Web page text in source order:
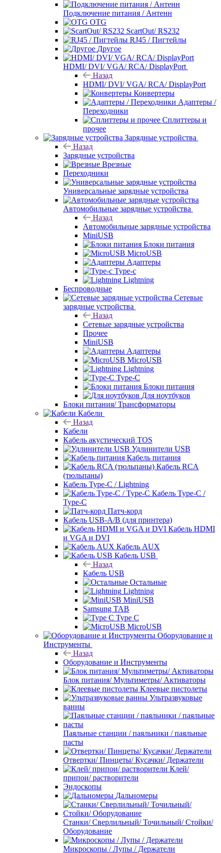
Подключение питания / Антенн
OTG
ScartOut/ RS232
RJ45 / Пигтейлы
Другое
HDMI/ DVI/ VGA/ RCA/ DisplayPort
Назад
HDMI/ DVI/ VGA/ RCA/ DisplayPort
Конвертеры
Адаптеры /
Переходники
Сплиттеры и
прочее
Зарядные устройства
Назад
Зарядные устройства
Врезные
Переходники
Универсальные зарядные устройства
Автомобильные зарядные устройства
Назад
Автомобильные зарядные устройства
MiniUSB
Блоки питания
MicroUSB
Адаптеры
Type-c
Lightning
Беспроводные
Сетевые
зарядные устройства
Назад
Сетевые зарядные устройства
Прочее
MiniUSB
Адаптеры
MicroUSB
Lightning
Type-C
Блоки питания
Для ноутбуков
Блоки питания/ Трансформаторы
Кабели
Назад
Кабели
Кабель акустический TOS
Удлинители USB
Кабель питания
Кабель RCA
(тюльпаны)
Кабель Type-C / Lightning
Кабель Type-C /
Type-C
Патч-корд
Кабель USB-A/B (для принтера)
Кабель HDMI
и VGA и DVI
Кабель AUX
Кабель USB
Назад
Кабель USB
Остальные
Lightning
MiniUSB
Samsung TAB
Type C
MicroUSB
Оборудование и
Инструменты
Назад
Оборудование и Инструменты
Блок питания/ Мультиметры/ Активаторы
Клеевые пистолеты
Ультразвуковые
ванны
Паяльные станции / паяльники / паяльные
пасты
Отвертки/ Пинцеты/ Кусачки/ Держатели
Клей/
припои/ растворители
Эндоскопы
Дальномеры
Станки/ Сверлильный/ Точильный/ Стойки/
Оборудование
Микроскопы / Лупы / Держатели